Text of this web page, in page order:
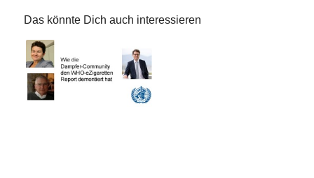
Das könnte Dich auch interessieren